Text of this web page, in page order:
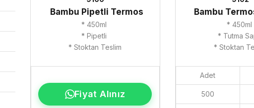
Bambu Pipetli Termos
* 450ml
* Pipetli
* Stoktan Teslim
Fiyat Alınız
Bambu
* 450ml
* Tutma
* Stoktan
Adet
500